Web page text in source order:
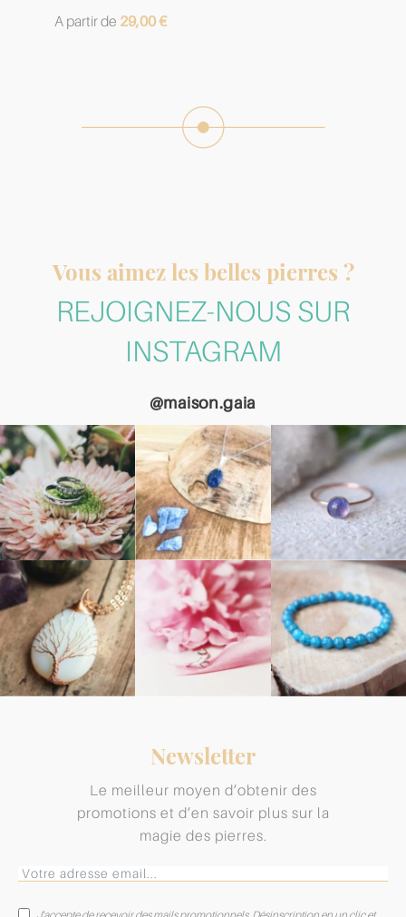
A partir de 29,00€
Vous aimez les belles pierres ?
REJOIGNEZ-NOUS SUR
INSTAGRAM
@maison.gaia
Newsletter
Le meilleur moyen d’obtenir des
promotions et d’en savoir plus sur la
magie des pierres.